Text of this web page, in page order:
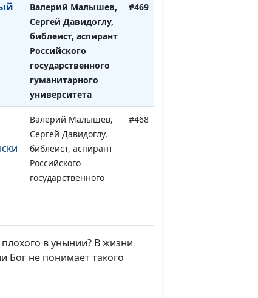
Валерий Малышев,
Сергей Давидоглу,
библеист, аспирант
Российского
государственного
гуманитарного
университета
#469
Валерий Малышев,
Сергей Давидоглу,
библеист, аспирант
Российского
государственного
#468
Сергей Давидоглу,
библеист, аспирант
в унынии? В жизни
Бог не понимает такого